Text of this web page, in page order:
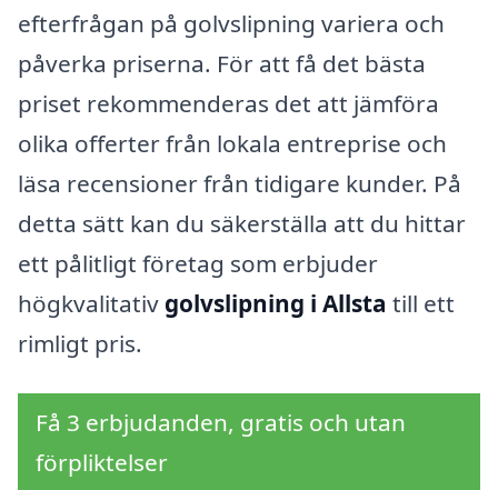
efterfrågan på golvslipning variera och
påverka priserna. För att få det bästa
priset rekommenderas det att jämföra
olika offerter från lokala entreprise och
läsa recensioner från tidigare kunder. På
detta sätt kan du säkerställa att du hittar
ett pålitligt företag som erbjuder
högkvalitativ golvslipning i Allsta till ett
rimligt pris.
Få 3 erbjudanden, gratis och utan
förpliktelser